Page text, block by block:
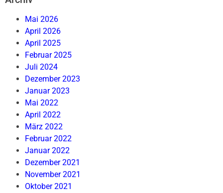
Mai 2026
April 2026
April 2025
Februar 2025
Juli 2024
Dezember 2023
Januar 2023
Mai 2022
April 2022
März 2022
Februar 2022
Januar 2022
Dezember 2021
November 2021
Oktober 2021